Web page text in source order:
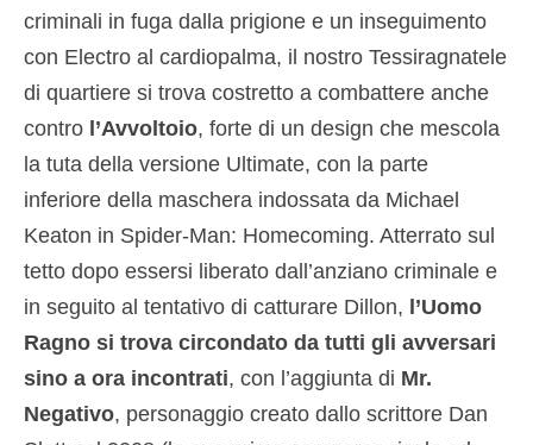
criminali in fuga dalla prigione e un inseguimento
con Electro al cardiopalma, il nostro Tessiragnatele
di quartiere si trova costretto a combattere anche
contro l’Avvoltoio, forte di un design che mescola
la tuta della versione Ultimate, con la parte
inferiore della maschera indossata da Michael
Keaton in Spider-Man: Homecoming. Atterrato sul
tetto dopo essersi liberato dall’anziano criminale e
in seguito al tentativo di catturare Dillon, l’Uomo
Ragno si trova circondato da tutti gli avversari
sino a ora incontrati, con l’aggiunta di Mr.
Negativo, personaggio creato dallo scrittore Dan